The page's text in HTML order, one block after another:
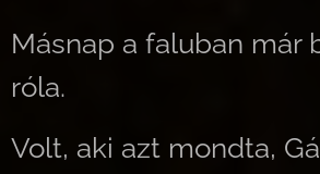
Másnap a faluban már
róla.
Volt, aki azt mondta,